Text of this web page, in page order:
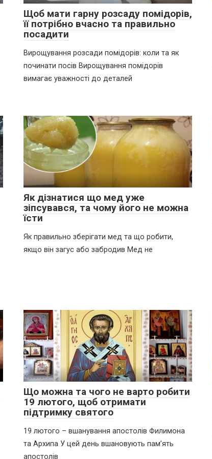
Щоб мати гарну розсаду помідорів,
її потрібно вчасно та правильно
посадити
Вирощування розсади помідорів: коли та як
починати посів Вирощування помідорів
вимагає уважності до деталей
Як дізнатися що мед уже
зіпсувався, та чому його не можна
їсти
Як правильно зберігати мед та що робити,
якщо він загус або забродив Мед не
Що можна та чого не варто робити
19 лютого, щоб отримати
підтримку святого
19 лютого – вшанування апостолів Филимона
та Архипа У цей день вшановують пам’ять
апостолів